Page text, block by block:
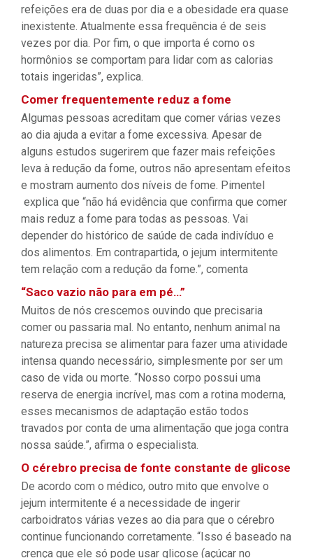
refeições era de duas por dia e a obesidade era quase
inexistente. Atualmente essa frequência é de seis
vezes por dia. Por fim, o que importa é como os
hormônios se comportam para lidar com as calorias
totais ingeridas”, explica.
Comer frequentemente reduz a fome
Algumas pessoas acreditam que comer várias vezes
ao dia ajuda a evitar a fome excessiva. Apesar de
alguns estudos sugerirem que fazer mais refeições
leva à redução da fome, outros não apresentam efeitos
e mostram aumento dos níveis de fome. Pimentel
explica que “não há evidência que confirma que comer
mais reduz a fome para todas as pessoas. Vai
depender do histórico de saúde de cada indivíduo e
dos alimentos. Em contrapartida, o jejum intermitente
tem relação com a redução da fome.”, comenta
“Saco vazio não para em pé…”
Muitos de nós crescemos ouvindo que precisaria
comer ou passaria mal. No entanto, nenhum animal na
natureza precisa se alimentar para fazer uma atividade
intensa quando necessário, simplesmente por ser um
caso de vida ou morte. “Nosso corpo possui uma
reserva de energia incrível, mas com a rotina moderna,
esses mecanismos de adaptação estão todos
travados por conta de uma alimentação que joga contra
nossa saúde.”, afirma o especialista.
O cérebro precisa de fonte constante de glicose
De acordo com o médico, outro mito que envolve o
jejum intermitente é a necessidade de ingerir
carboidratos várias vezes ao dia para que o cérebro
continue funcionando corretamente. “Isso é baseado na
crença que ele só pode usar glicose (açúcar no